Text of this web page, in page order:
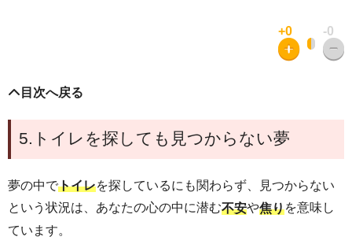
+0 -0
目次へ戻る
5.トイレを探しても見つからない夢
夢の中でトイレを探しているにも関わらず、見つからない
という状況は、あなたの心の中に潜む不安や焦りを意味し
ています。